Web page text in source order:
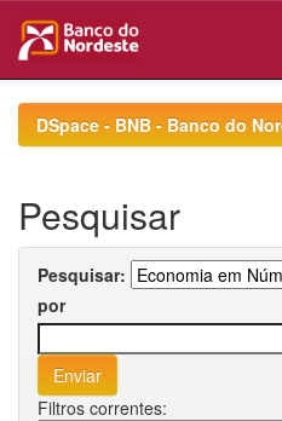
navigationDSpace - BNB - Banco do
Pesquisar
Pesquisar:
por
Filtros correntes: